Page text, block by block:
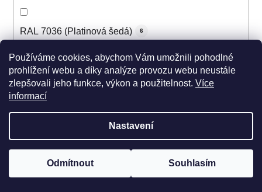
Používáme cookies, abychom Vám umožnili pohodlné
prohlížení webu a díky analýze provozu webu neustále
zlepšovali jeho funkce, výkon a použitelnost. Více
informací
Nastavení
Odmítnout Souhlasím
RAL 7036 (Platinová šedá) 6
RAL 7037 (Prachová šedá) 6
RAL 7039 (Křemenná šedá)
RAL 7040 (Okenní šedá)